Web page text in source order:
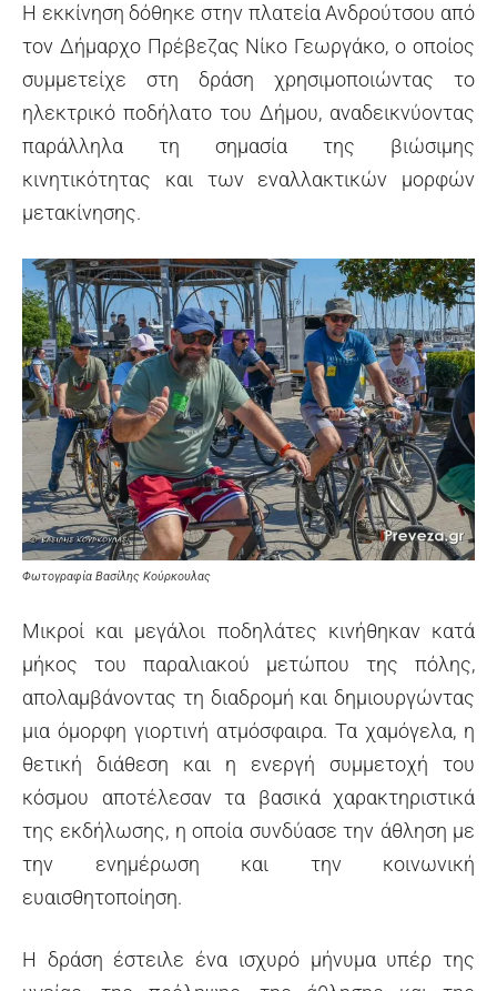
Η εκκίνηση δόθηκε στην πλατεία Ανδρούτσου από
τον Δήμαρχο Πρέβεζας Νίκο Γεωργάκο, ο οποίος
συμμετείχε στη δράση χρησιμοποιώντας το
ηλεκτρικό ποδήλατο του Δήμου, αναδεικνύοντας
παράλληλα τη σημασία της βιώσιμης
κινητικότητας και των εναλλακτικών μορφών
μετακίνησης.
Φωτογραφία Βασίλης Κούρκουλας
Μικροί και μεγάλοι ποδηλάτες κινήθηκαν κατά
μήκος του παραλιακού μετώπου της πόλης,
απολαμβάνοντας τη διαδρομή και δημιουργώντας
μια όμορφη γιορτινή ατμόσφαιρα. Τα χαμόγελα, η
θετική διάθεση και η ενεργή συμμετοχή του
κόσμου αποτέλεσαν τα βασικά χαρακτηριστικά
της εκδήλωσης, η οποία συνδύασε την άθληση με
την ενημέρωση και την κοινωνική
ευαισθητοποίηση.
Η δράση έστειλε ένα ισχυρό μήνυμα υπέρ της